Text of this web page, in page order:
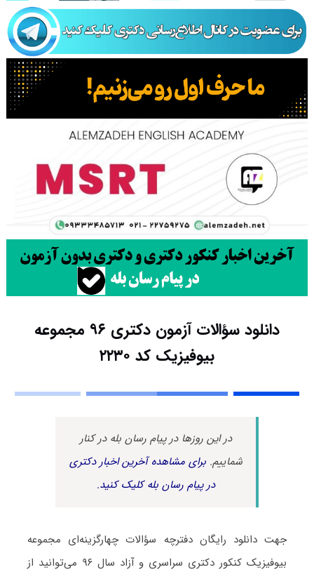
دانلود سؤالات آزمون دکتری ۹۶ مجموعه
بیوفیزیک کد ۲۲۳۰
در این روزها در پیام رسان بله در کنار
شماییم.برای مشاهده آخرین اخبار دکتری
در پیام رسان بله کلیک کنید.
جهت دانلود رایگان دفترچه سؤالات چهارگزینه‌ای مجموعه
بیوفیزیک کنکور دکتری سراسری و آزاد سال ۹۶ می‌توانید از